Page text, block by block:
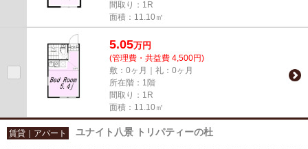
間取り：1R
面積：11.10㎡
5.05万円
(管理費・共益費 4,500円)
敷：0ヶ月｜礼：0ヶ月
所在階：1階
間取り：1R
面積：11.10㎡
賃貸｜アパート ユナイト八景 トリパティーの杜